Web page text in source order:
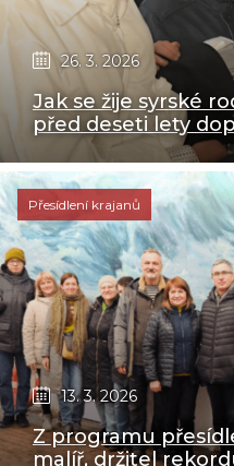
26. 3. 2026
Jak se žije syrské
před deseti lety
Přesídlení krajanů
13. 3. 2026
Z programu
malíř, držitel